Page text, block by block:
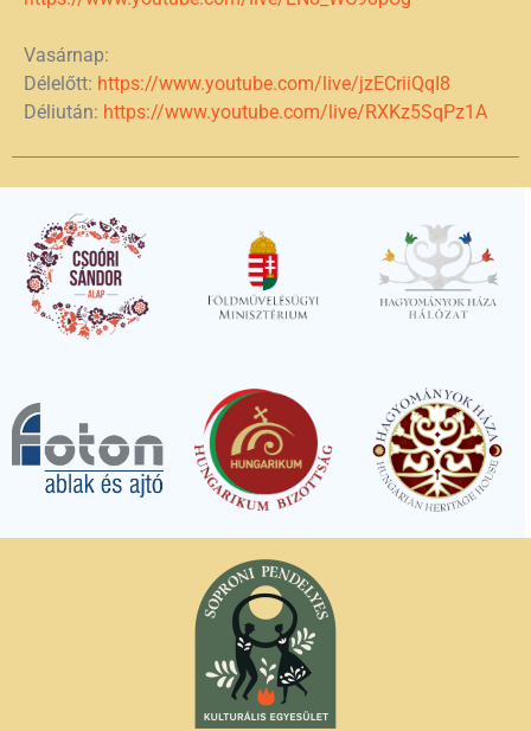
Vasárnap:
Délelőtt: https://www.youtube.com/live/jzECriiQqI8
Déliután: https://www.youtube.com/live/RXKz5SqPz1A